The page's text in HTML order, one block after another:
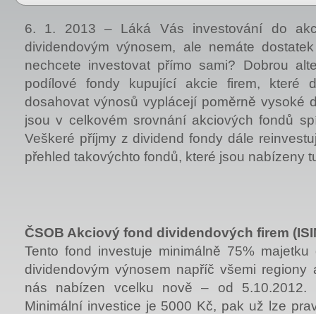
6. 1. 2013 – Láká Vás investování do
dividendovým výnosem, ale nemáte
nechcete investovat přímo sami? Dobrou
podílové fondy kupující akcie firem, které
dosahovat výnosů vyplácejí poměrně vysoké
jsou v celkovém srovnání akciových fondů
Veškeré příjmy z dividend fondy dále
přehled takovýchto fondů, které jsou nabízeny
ČSOB Akciový fond dividendových firem
Tento fond investuje minimálně 75%
dividendovým výnosem napříč všemi regiony
nás nabízen vcelku nově – od 5.10.2012.
Minimální investice je 5000 Kč, pak už lze